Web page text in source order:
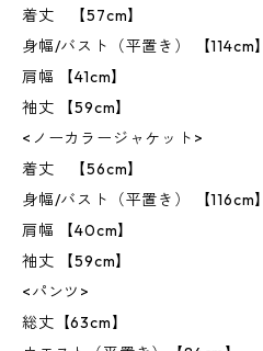
着丈 【57cm】
身幅/バスト（平置き） 【114cm】
肩幅 【41cm】
袖丈 【59cm】
<ノーカラージャケット>
着丈 【56cm】
身幅/バスト（平置き） 【116cm】
肩幅 【40cm】
袖丈 【59cm】
<パンツ>
総丈【63cm】